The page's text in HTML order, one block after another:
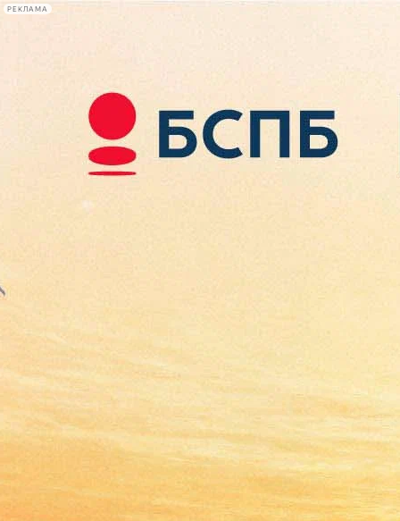
РЕКЛАМА
Сегодня:
2026.08.09
10:26
Афиша Plus
В Авиньоне открывается
крупнейший театральный
фестиваль